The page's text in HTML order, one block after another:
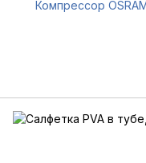
Компрессор